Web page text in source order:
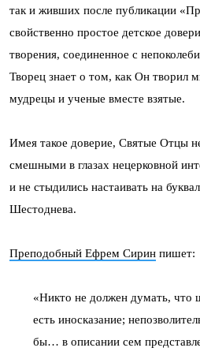
так и живших после публикации
свойственно простое детское
творения, соединенное с
Творец знает о том, как Он творил
мудрецы и ученые вместе взятые.
Имея такое доверие, Святые Отцы
смешными в глазах нецерковной
и не стыдились настаивать на
Шестоднева.
Преподобный Ефрем Сирин пишет:
«Никто не должен думать, что
есть иносказание;
бы… в описании сем